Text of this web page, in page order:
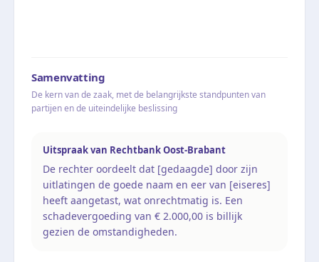
Samenvatting
De kern van de zaak, met de belangrijkste standpunten van
partijen en de uiteindelijke beslissing
Uitspraak van Rechtbank Oost-Brabant
De rechter oordeelt dat [gedaagde] door zijn
uitlatingen de goede naam en eer van [eiseres]
heeft aangetast, wat onrechtmatig is. Een
schadevergoeding van € 2.000,00 is billijk
gezien de omstandigheden.